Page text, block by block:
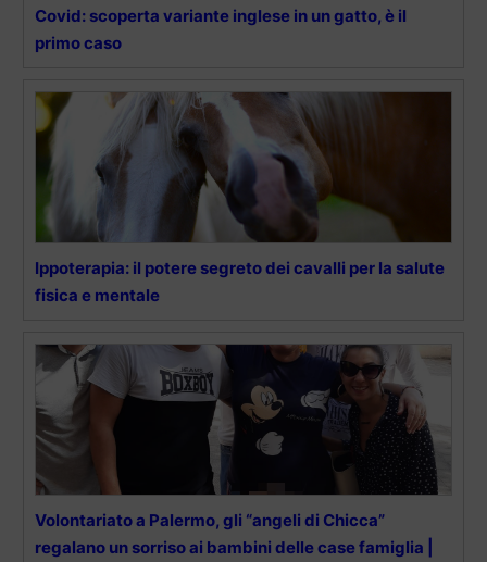
Covid: scoperta variante inglese in un gatto, è il
primo caso
Ippoterapia: il potere segreto dei cavalli per la salute
fisica e mentale
Volontariato a Palermo, gli “angeli di Chicca”
regalano un sorriso ai bambini delle case famiglia |